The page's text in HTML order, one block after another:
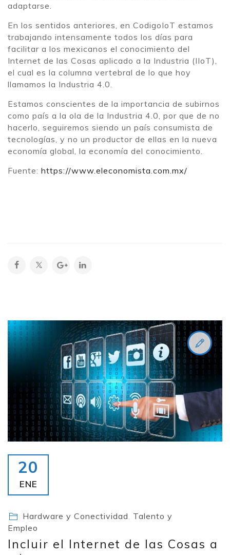
adaptarse.
En los sentidos anteriores, en CodigoIoT estamos
trabajando intensamente todos los días para
facilitar a los mexicanos el conocimiento del
Internet de las Cosas aplicado a la Industria (IIoT),
el cual es la columna vertebral de lo que hoy
llamamos la Industria 4.0.
Estamos conscientes de la importancia de subirnos
como país a la ola de la Industria 4.0, por que de no
hacerlo, seguiremos siendo un país consumista de
tecnologías, y no un productor de ellas en la nueva
economía global, la economía del conocimiento.
Fuente: https://www.eleconomista.com.mx/
20
ENE
Hardware y Conectividad Talento y
Empleo
Incluir el Internet de las Cosas a